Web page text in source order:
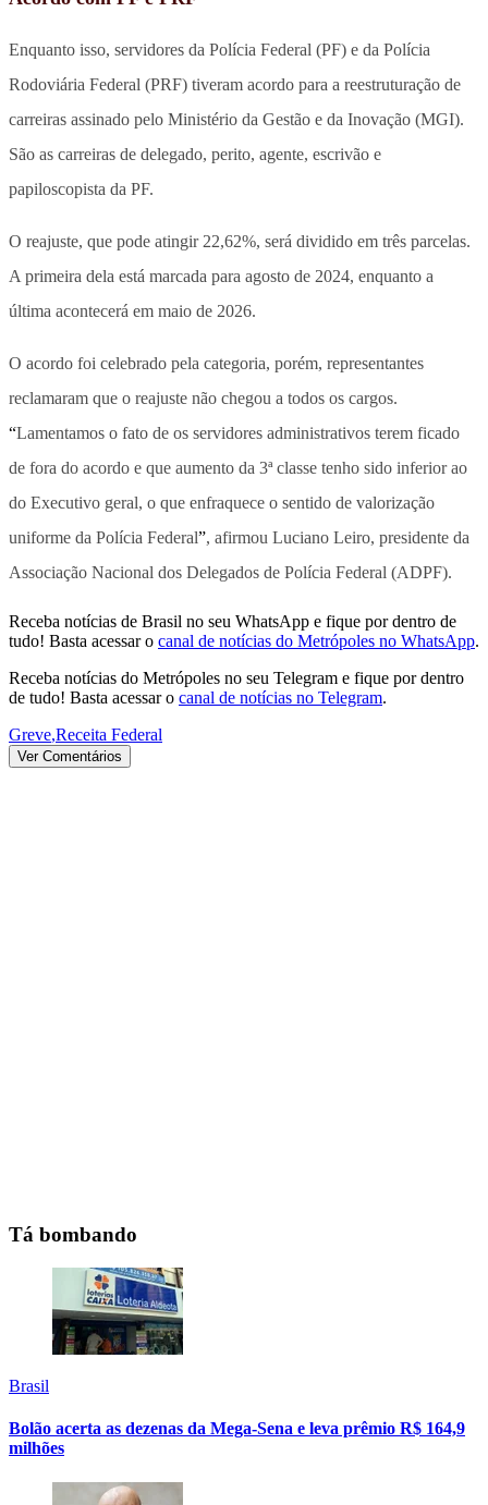
Enquanto isso, servidores da Polícia Federal (PF) e da Polícia
Rodoviária Federal (PRF) tiveram acordo para a reestruturação de
carreiras assinado pelo Ministério da Gestão e da Inovação (MGI).
São as carreiras de delegado, perito, agente, escrivão e
papiloscopista da PF.
O reajuste, que pode atingir 22,62%, será dividido em três parcelas.
A primeira dela está marcada para agosto de 2024, enquanto a
última acontecerá em maio de 2026.
O acordo foi celebrado pela categoria, porém, representantes
reclamaram que o reajuste não chegou a todos os cargos.
“Lamentamos o fato de os servidores administrativos terem ficado
de fora do acordo e que aumento da 3ª classe tenho sido inferior ao
do Executivo geral, o que enfraquece o sentido de valorização
uniforme da Polícia Federal”, afirmou Luciano Leiro, presidente da
Associação Nacional dos Delegados de Polícia Federal (ADPF).
Receba notícias de Brasil no seu WhatsApp e fique por dentro de
tudo! Basta acessar o canal de notícias do Metrópoles no WhatsApp.
Receba notícias do Metrópoles no seu Telegram e fique por dentro
de tudo! Basta acessar o canal de notícias no Telegram.
Greve,Receita Federal
Ver Comentários
Tá bombando
Brasil
Bolão acerta as dezenas da Mega-Sena e leva prêmio R$ 164,9
milhões